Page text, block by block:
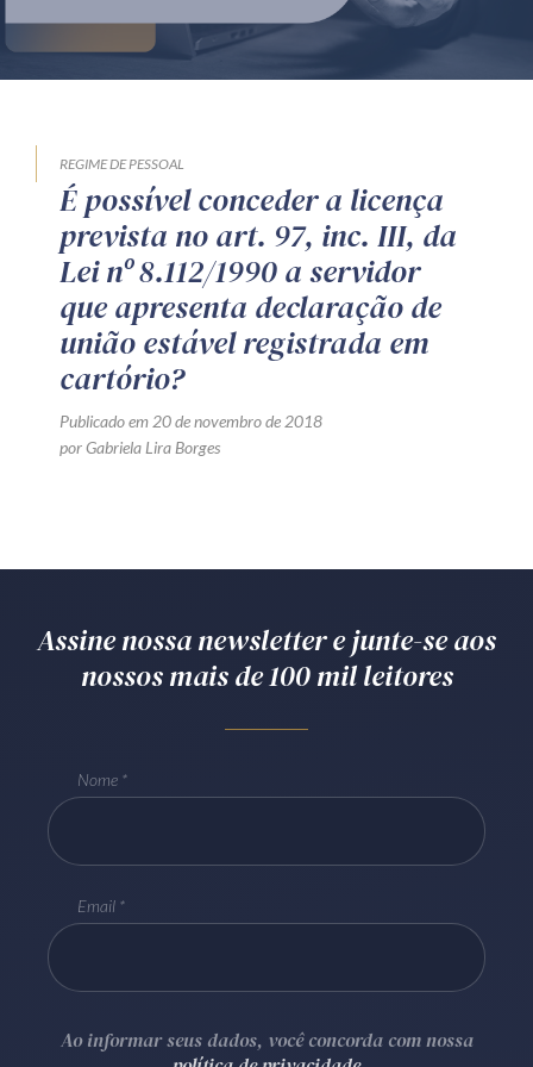
Produtos e serviços
Orientação por Escrito
Mentoria Zênite
Capacitação
Zênite Online
Zênite in Company
Av. Sete de Setembro, 4698
Batel Curitiba/PR CEP 80240-000
REGIME DE PESSOAL
É possível conceder a licença
prevista no art. 97, inc. III, da
Lei nº 8.112/1990 a servidor
que apresenta declaração de
união estável registrada em
cartório?
Publicado em 20 de novembro de 2018
por Gabriela Lira Borges
Assine nossa newsletter e junte-se aos
nossos mais de 100 mil leitores
Nome
Email
Ao informar seus dados, você concorda com nossa